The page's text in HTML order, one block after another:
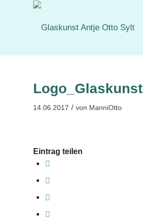
Logo_Glaskunst
14.06.2017 / von ManniOtto
Eintrag teilen